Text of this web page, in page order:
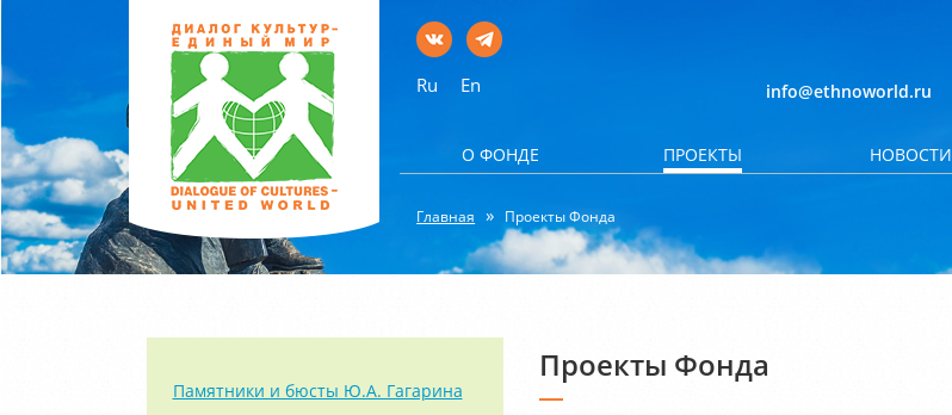
Ru En info@ethnoworld.ru
О ФОНДЕ ПРОЕКТЫ НОВОСТИ
Главная Проекты Фонда
Проекты Фонда
Памятники и бюсты Ю.А. Гагарина